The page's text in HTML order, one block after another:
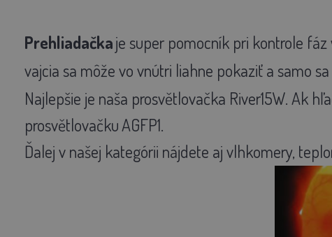
Prehliadačkaje super pomocník pri kontrole
vajcia sa môže vo vnútri liahne pokaziť a samo
Najlepšie je naša prosvětlovačka River15W. Ak
prosvětlovačkuAGFP1.
Ďalej v našej kategórii nájdete aj vlhkomery,